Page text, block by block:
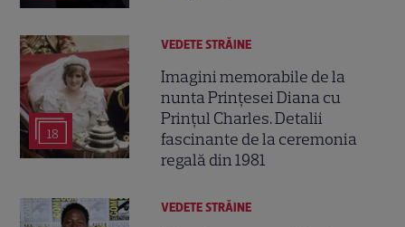
18
VEDETE STRĂINE
Imagini memorabile de la
nunta Prințesei Diana cu
Prințul Charles. Detalii
fascinante de la ceremonia
regală din 1981
VEDETE STRĂINE